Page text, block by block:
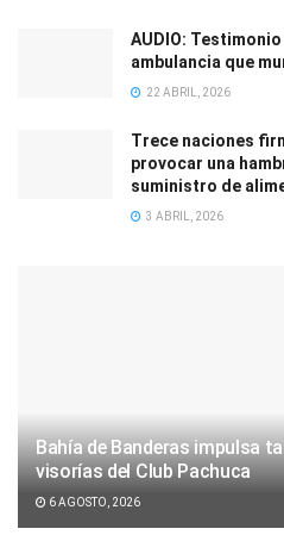
AUDIO:
ambulancia que
22 ABRIL, 2026
Trece naciones
provocar una
suministro de
3 ABRIL, 2026
Bahía de Banderas impulsa
visorías del Club Pachuca
6 AGOSTO, 2026